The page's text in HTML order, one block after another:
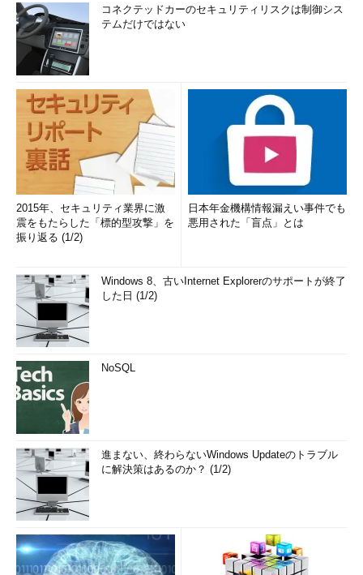
コネクテッドカーのセキュリティリスクは制御シス
テムだけではない
2015年、セキュリティ業界に激
震をもたらした「標的型攻撃」を
振り返る (1/2)
日本年金機構情報漏えい事件でも
悪用された「盲点」とは
Windows 8、古いInternet Explorerのサポートが終了
した日 (1/2)
NoSQL
進まない、終わらないWindows Updateのトラブル
に解決策はあるのか？ (1/2)